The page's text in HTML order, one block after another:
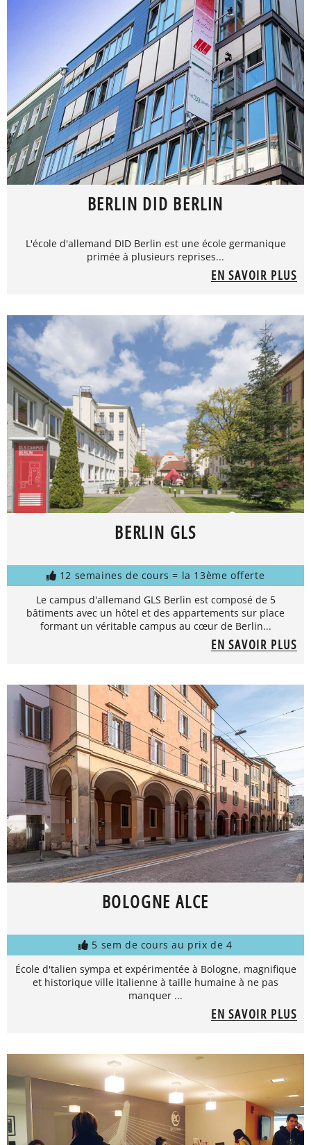
BERLIN DID BERLIN
L'école d'allemand DID Berlin est une école germanique
primée à plusieurs reprises...
EN SAVOIR PLUS
BERLIN GLS
12 semaines de cours = la 13ème offerte
Le campus d'allemand GLS Berlin est composé de 5
bâtiments avec un hôtel et des appartements sur place
formant un véritable campus au cœur de Berlin...
EN SAVOIR PLUS
BOLOGNE ALCE
5 sem de cours au prix de 4
École d'talien sympa et expérimentée à Bologne, magnifique
et historique ville italienne à taille humaine à ne pas
manquer ...
EN SAVOIR PLUS